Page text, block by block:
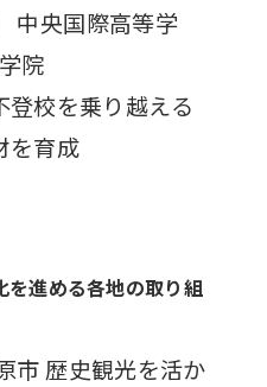
央国際高等学
院
登校を乗り越える
を育成
進める各地の取り組
市 歴史観光を活か